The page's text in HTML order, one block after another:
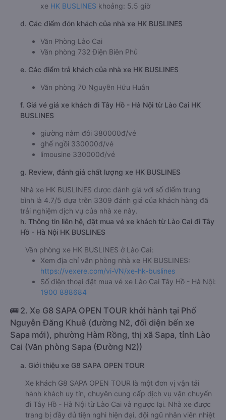
xe HK BUSLINES khoảng: 5.5 giờ
d. Các điểm đón khách của nhà xe HK BUSLINES
Văn Phòng Lào Cai
Văn phòng 732 Điện Biên Phủ
e. Các điểm trả khách của nhà xe HK BUSLINES
Văn phòng 70 Nguyễn Hữu Huân
f. Giá vé giá xe khách đi Tây Hồ - Hà Nội từ Lào Cai HK
BUSLINES
giường nằm đôi 380000đ/vé
ghế ngồi 330000đ/vé
limousine 330000đ/vé
g. Review, đánh giá chất lượng xe HK BUSLINES
Nhà xe HK BUSLINES được đánh giá với số điểm trung
bình là 4.7/5 dựa trên 3309 đánh giá của khách hàng đã
trải nghiệm dịch vụ của nhà xe này.
h. Thông tin liên hệ, đặt mua vé xe khách từ Lào Cai đi Tây
Hồ - Hà Nội HK BUSLINES
Văn phòng xe HK BUSLINES ở Lào Cai:
Xem địa chỉ văn phòng nhà xe HK BUSLINES:
https://vexere.com/vi-VN/xe-hk-buslines
Số điện thoại đặt mua vé xe Lào Cai Tây Hồ - Hà Nội:
1900 888684
🚌 2. Xe G8 SAPA OPEN TOUR khởi hành tại Phố
Nguyễn Đăng Khuê (đường N2, đối diện bến xe
Sapa mới), phường Hàm Rồng, thị xã Sapa, tỉnh Lào
Cai (Văn phòng Sapa (Đường N2))
a. Giới thiệu xe G8 SAPA OPEN TOUR
Xe khách G8 SAPA OPEN TOUR là một đơn vị vận tải
hành khách uy tín, chuyên cung cấp dịch vụ vận chuyển
đi Tây Hồ - Hà Nội từ Lào Cai và ngược lại. Nhà xe được
trang bị đầy đủ tiện nghi hiện đại, đội ngũ nhân viên nhiệt